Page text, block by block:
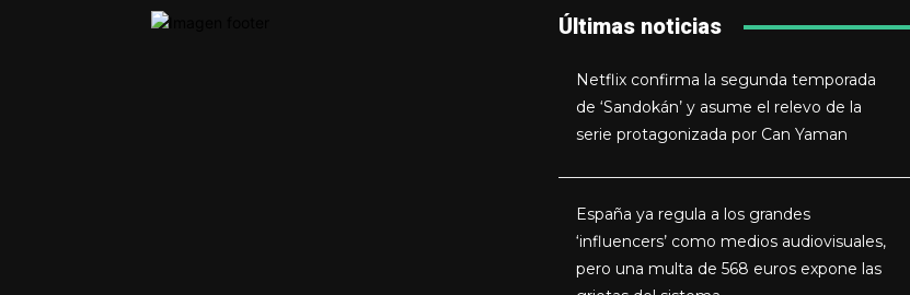
Últimas noticias
Netflix confirma la segunda temporada
de ‘Sandokán’ y asume el relevo de la
serie protagonizada por Can Yaman
España ya regula a los grandes
‘influencers’ como medios audiovisuales,
pero una multa de 568 euros expone las